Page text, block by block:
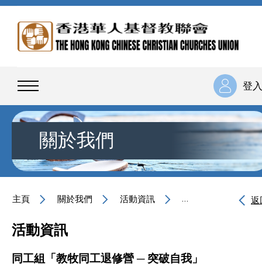
登入
關於我們
主頁 關於我們 活動資訊 同工組「教牧同工返
活動資訊
同工組「教牧同工退修營 ─ 突破自我」